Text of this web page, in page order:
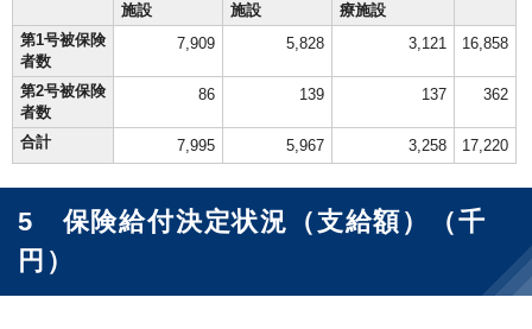
施設
施設
療施設
第1号被保険
者数
7,909 5,828 3,121 16,858
第2号被保険
者数
86 139 137 362
合計 7,995 5,967 3,258 17,220
5 保険給付決定状況（支給額）（千
円）